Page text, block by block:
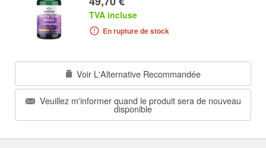
TVA incluse
En rupture de stock
Voir L'Alternative Recommandée
Veuillez m'informer quand le produit sera de nouveau
disponible